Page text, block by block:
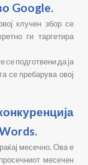
Google.
клучен збор се
ги таргетира
се подготвени да ја
се пребарува овој
месечно. Ова е
месечен